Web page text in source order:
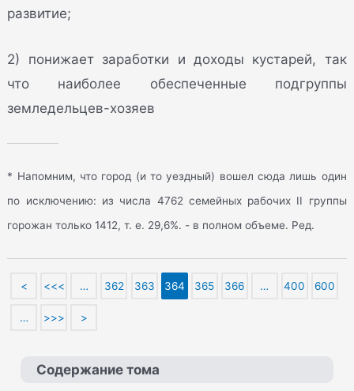
развитие;
2) понижает заработки и доходы кустарей, так
что наиболее обеспеченные подгруппы
земледельцев-хозяев
* Напомним, что город (и то уездный) вошел сюда лишь один
по исключению: из числа 4762 семейных рабочих II группы
горожан только 1412, т. е. 29,6%. - в полном объеме. Ред.
< <<< … 362 363 364 365 366 … 400 600
… >>> >
Содержание тома